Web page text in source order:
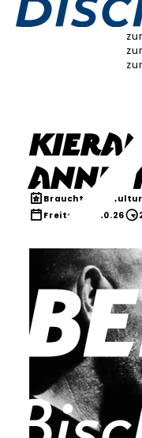
Kieran
Annie
Brauchtum & Kultur
Freitag, 16.10.26